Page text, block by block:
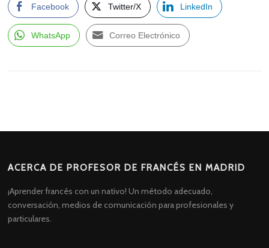
Facebook Twitter/X LinkedIn
WhatsApp Correo Electrónico
ACERCA DE PROFESOR DE FRANCÉS EN MADRID
¡Aprender francés con un nativo! Un método adecuado,
conversación, medios de comunicación para profesionales y
particulares.